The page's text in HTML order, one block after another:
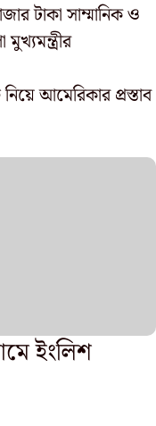
টাকা সাম্মানিক ও
আমেরিকার প্রস্তাব
ইংলিশ